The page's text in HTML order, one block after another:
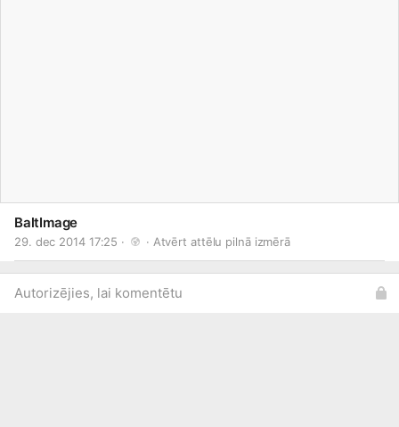
BaltImage
29. dec 2014 17:25 · · Atvērt attēlu pilnā izmērā
Autorizējies, lai komentētu